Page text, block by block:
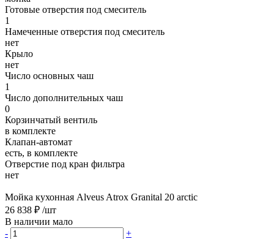
Готовые отверстия под смеситель
1
Намеченные отверстия под смеситель
нет
Крыло
нет
Число основных чаш
1
Число дополнительных чаш
0
Корзинчатый вентиль
в комплекте
Клапан-автомат
есть, в комплекте
Отверстие под кран фильтра
нет
Мойка кухонная Alveus Atrox Granital 20 arctic
26 838 ₽ /шт
В наличии мало
-
+